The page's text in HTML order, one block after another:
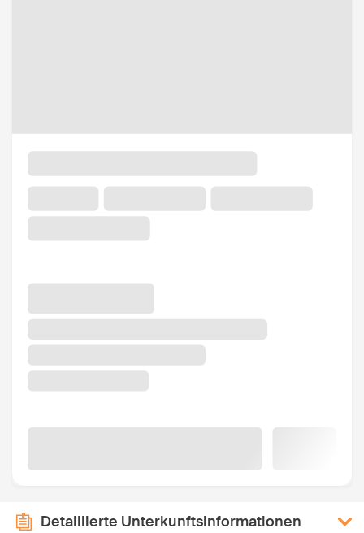
Detaillierte Unterkunftsinformationen